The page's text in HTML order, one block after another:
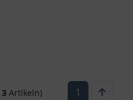
3Artikeln) 1